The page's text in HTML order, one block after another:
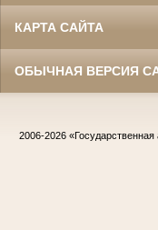
КАРТА САЙТА
ОБЫЧНАЯ ВЕРСИЯ
2006-2026